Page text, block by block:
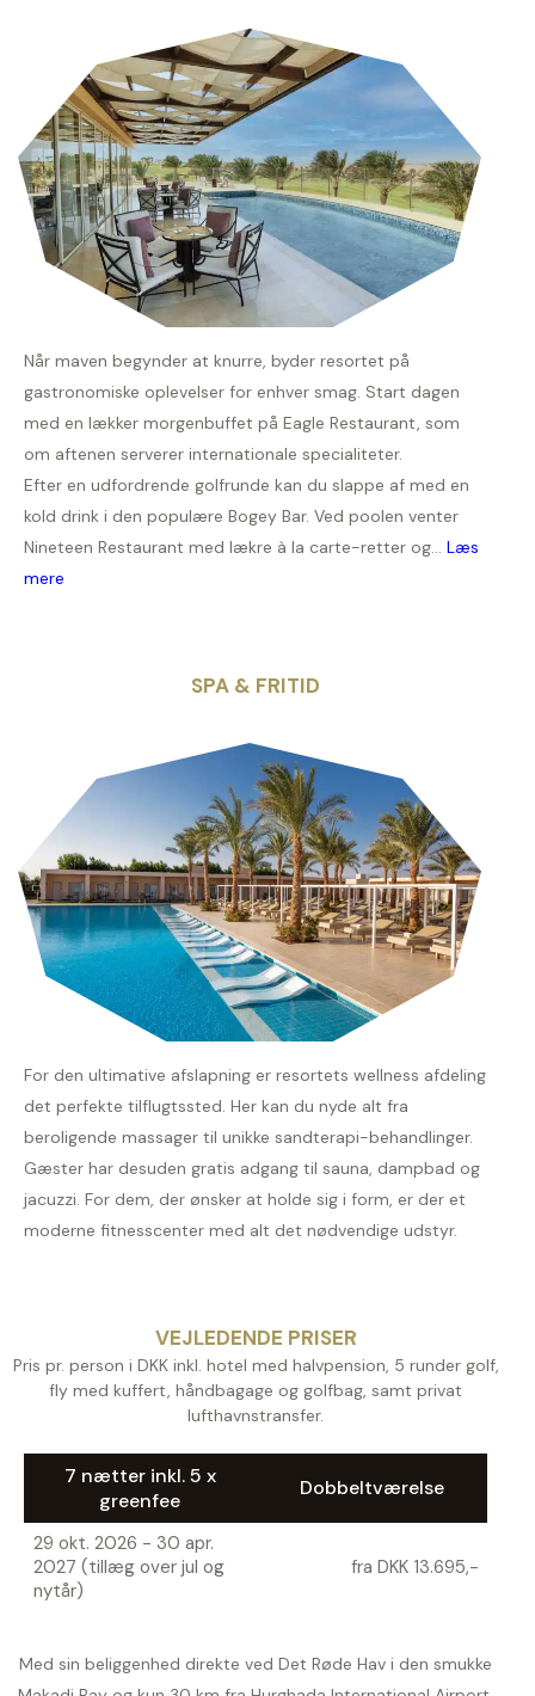
Når maven begynder at knurre, byder resortet på
gastronomiske oplevelser for enhver smag. Start dagen
med en lækker morgenbuffet på Eagle Restaurant, som
om aftenen serverer internationale specialiteter.
Efter en udfordrende golfrunde kan du slappe af med en
kold drink i den populære Bogey Bar. Ved poolen venter
Nineteen Restaurant med lækre à la carte-retter og... Læs
mere
SPA & FRITID
For den ultimative afslapning er resortets wellness afdeling
det perfekte tilflugtssted. Her kan du nyde alt fra
beroligende massager til unikke sandterapi-behandlinger.
Gæster har desuden gratis adgang til sauna, dampbad og
jacuzzi. For dem, der ønsker at holde sig i form, er der et
moderne fitnesscenter med alt det nødvendige udstyr.
VEJLEDENDE PRISER
Pris pr. person i DKK inkl. hotel med halvpension, 5 runder golf,
fly med kuffert, håndbagage og golfbag, samt privat
lufthavnstransfer.
7 nætter inkl. 5 x
greenfee
Dobbeltværelse
29 okt. 2026 - 30 apr.
2027 (tillæg over jul og
nytår)
fra DKK 13.695,-
Med sin beliggenhed direkte ved Det Røde Hav i den smukke